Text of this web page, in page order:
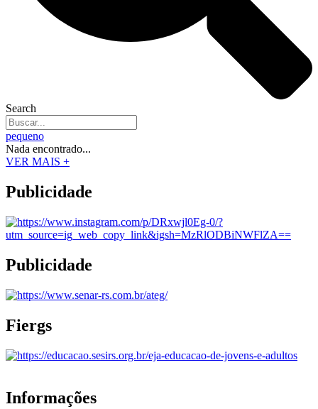
Search
pequeno
Nada encontrado...
VER MAIS +
Publicidade
Publicidade
Fiergs
Informações